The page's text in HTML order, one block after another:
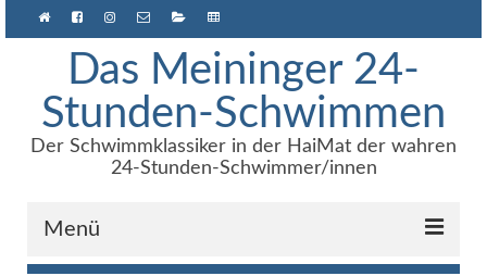
Das Meininger 24-
Stunden-Schwimmen
Der Schwimmklassiker in der HaiMat der wahren
24-Stunden-Schwimmer/innen
Menü